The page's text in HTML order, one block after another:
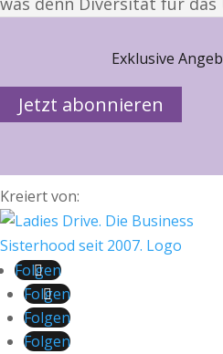
Exklusive
Jetzt abonnieren
Kreiert von:
Folgen
Folgen
Folgen
Folgen